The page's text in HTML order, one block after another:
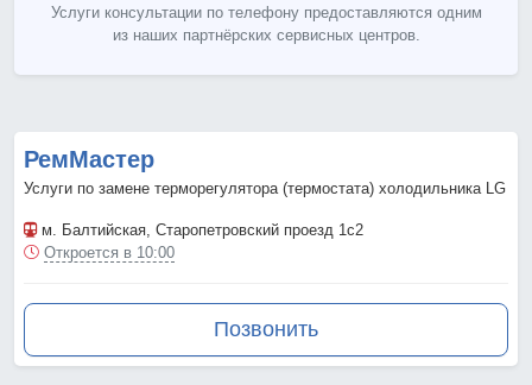
Услуги консультации по телефону предоставляются одним
из наших партнёрских сервисных центров.
РемМастер
Услуги по замене терморегулятора (термостата) холодильника LG
м. Балтийская, Старопетровский проезд 1с2
Откроется в 10:00
Позвонить